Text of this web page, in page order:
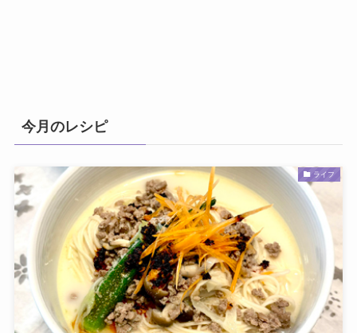
今月のレシピ
ライフ